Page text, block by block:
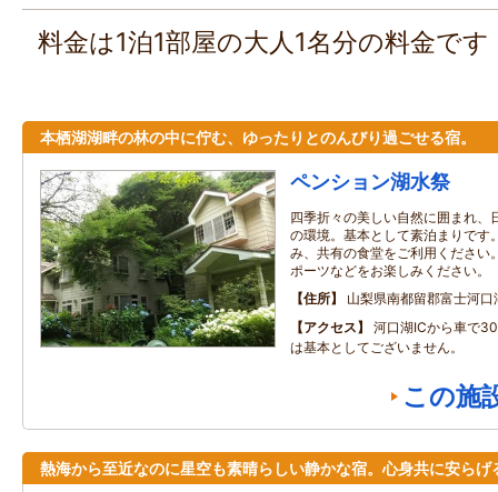
料金は1泊1部屋の大人1名分の料金で
本栖湖湖畔の林の中に佇む、ゆったりとのんびり過ごせる宿。
ペンション湖水祭
四季折々の美しい自然に囲まれ、
の環境。基本として素泊まりです
み、共有の食堂をご利用ください
ポーツなどをお楽しみください。
住所
山梨県南都留郡富士河口
アクセス
河口湖ICから車で
は基本としてございません。
この施
熱海から至近なのに星空も素晴らしい静かな宿。心身共に安らげ